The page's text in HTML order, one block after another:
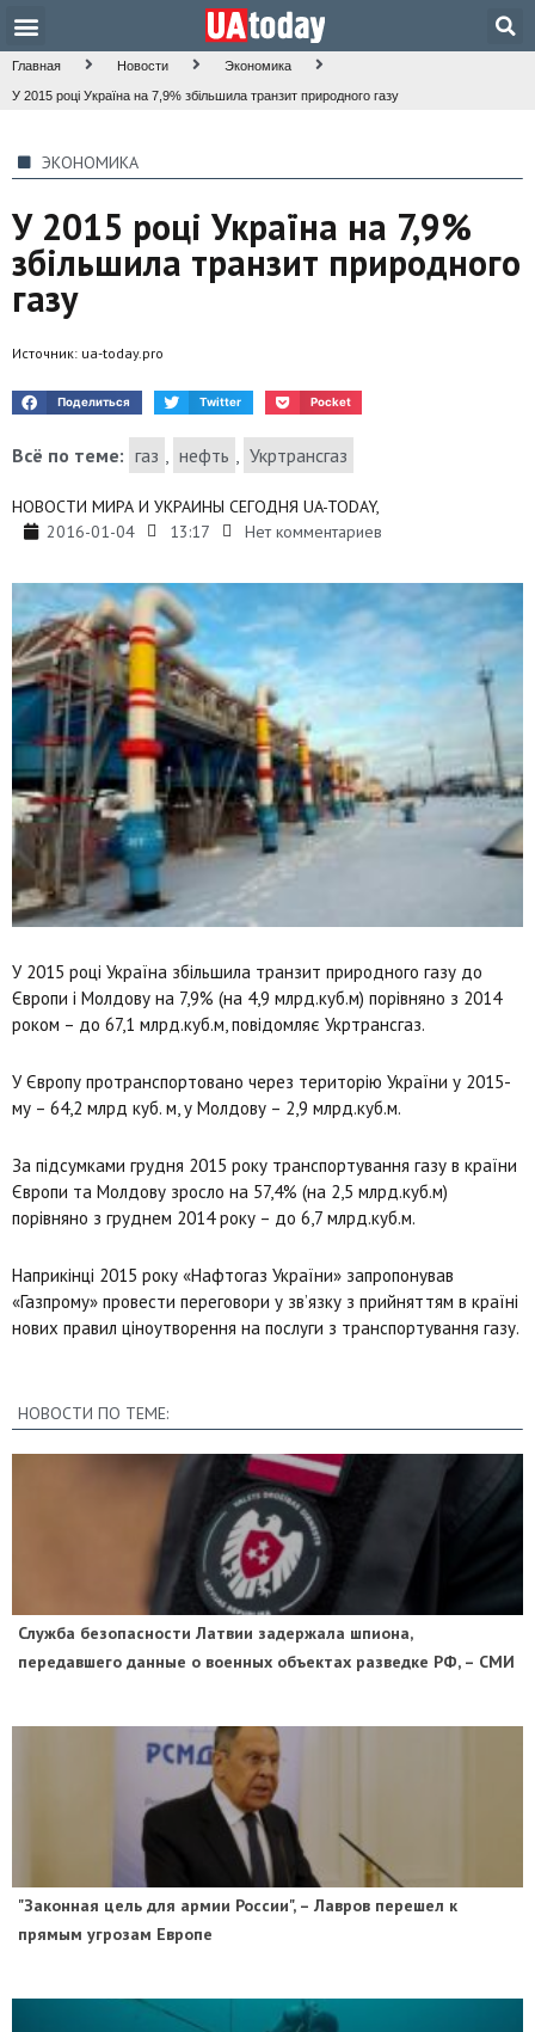
Главная Новости Экономика
У 2015 році Україна на 7,9% збільшила транзит природного газу
ЭКОНОМИКА
У 2015 році Україна на 7,9%
збільшила транзит природного
газу
Источник: ua-today.pro
Поделиться Twitter Pocket
Всё по теме: газ , нефть , Укртрансгаз
НОВОСТИ МИРА И УКРАИНЫ СЕГОДНЯ UA-TODAY,
2016-01-04
13:17 Нет комментариев
У 2015 році Україна збільшила транзит природного газу до
Європи і Молдову на 7,9% (на 4,9 млрд.куб.м) порівняно з 2014
роком – до 67,1 млрд.куб.м, повідомляє Укртрансгаз.
У Європу протранспортовано через територію України у 2015-
му – 64,2 млрд куб. м, у Молдову – 2,9 млрд.куб.м.
За підсумками грудня 2015 року транспортування газу в країни
Європи та Молдову зросло на 57,4% (на 2,5 млрд.куб.м)
порівняно з груднем 2014 року – до 6,7 млрд.куб.м.
Наприкінці 2015 року «Нафтогаз України» запропонував
«Газпрому» провести переговори у зв’язку з прийняттям в країні
нових правил ціноутворення на послуги з транспортування газу.
НОВОСТИ ПО ТЕМЕ:
Служба безопасности Латвии задержала шпиона,
передавшего данные о военных объектах разведке РФ, – СМИ
"Законная цель для армии России", – Лавров перешел к
прямым угрозам Европе